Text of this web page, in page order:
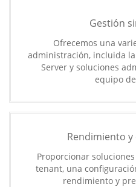
Gestión
Ofrecemos una
administración, incluida
Server y soluciones
equipo
Rendimiento
Proporcionar
tenant, una
rendimiento y